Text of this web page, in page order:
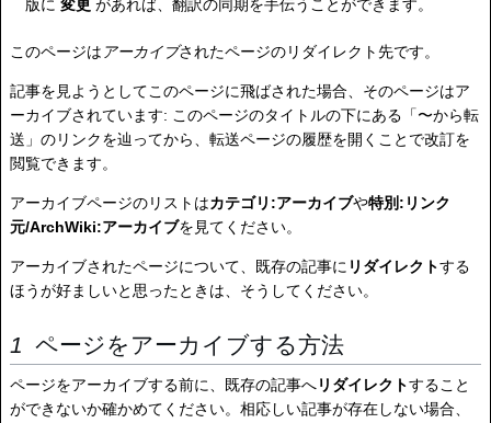
版に 変更 があれば、翻訳の同期を手伝うことができます。
このページは アーカイブされたページのリダイレクト先です。
記事を見ようとしてこのページに飛ばされた場合、そのページはア
ーカイブされています: このページのタイトルの下にある「〜から転
送」のリンクを辿ってから、転送ページの履歴を開くことで改訂を
閲覧できます。
アーカイブページのリストはカテゴリ:アーカイブや特別:リンク
元/ArchWiki:アーカイブを見てください。
アーカイブされたページについて、既存の記事に リダイレクトする
ほうが好ましいと思ったときは、そうしてください。
ページをアーカイブする方法
ページをアーカイブする前に、既存の記事へリダイレクトすること
ができないか確かめてください。相応しい記事が存在しない場合、